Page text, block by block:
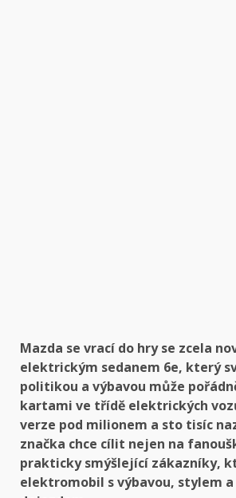
Mazda se vrací do hry se zcela
elektrickým sedanem 6e, který
politikou a výbavou může
kartami ve třídě elektrických
verze pod milionem a sto tisíc
značka chce cílit nejen na
prakticky smýšlející zákazníky,
elektromobil s výbavou, stylem